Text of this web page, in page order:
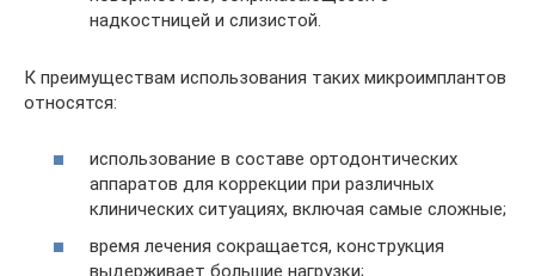
надкостницей и слизистой.
К преимуществам использования таких микроимплантов
относятся:
использование в составе ортодонтических
аппаратов для коррекции при различных
клинических ситуациях, включая самые сложные;
время лечения сокращается, конструкция
выдерживает большие нагрузки;